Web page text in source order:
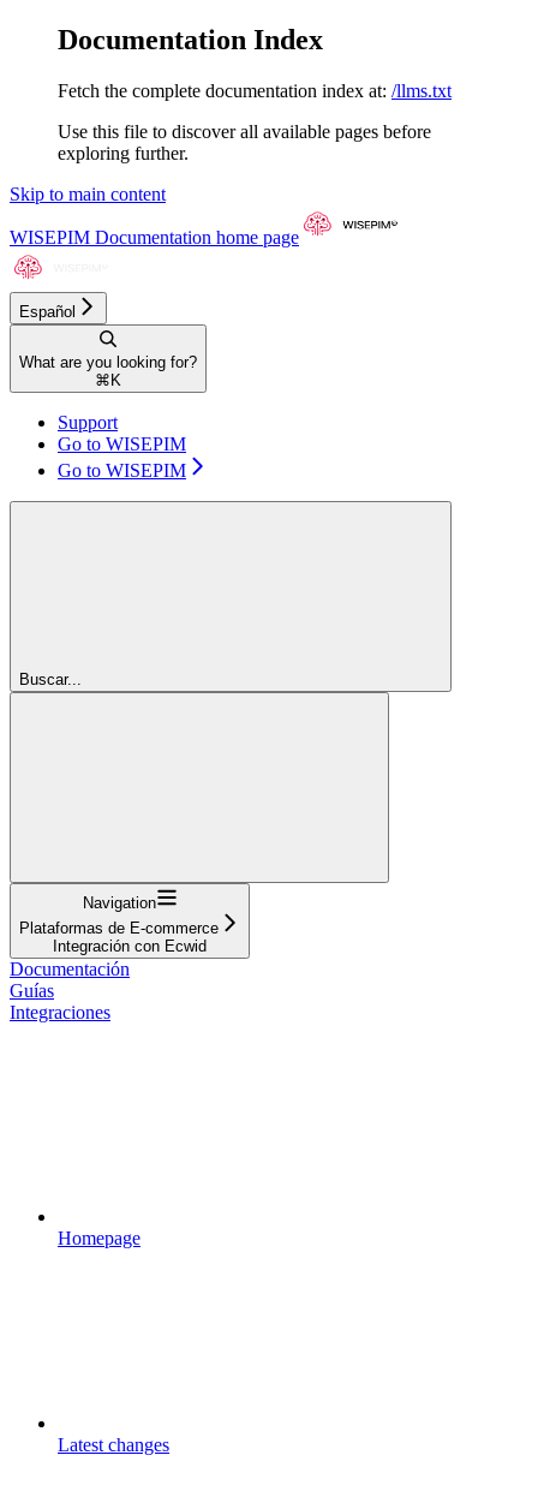
Documentation Index
Fetch the complete documentation index at: /llms.txt
Use this file to discover all available pages before
exploring further.
Skip to main content
WISEPIM Documentation home page
Español
What are you looking for?
⌘ K
Support
Go to WISEPIM
Go to WISEPIM
Buscar...
Navigation
Plataformas de E-commerce
Integración con Ecwid
Documentación
Guías
Integraciones
Homepage
Latest changes